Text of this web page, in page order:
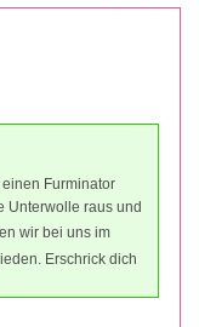
Furminator
Unterwolle raus und
wir bei uns im
Erschrick dich